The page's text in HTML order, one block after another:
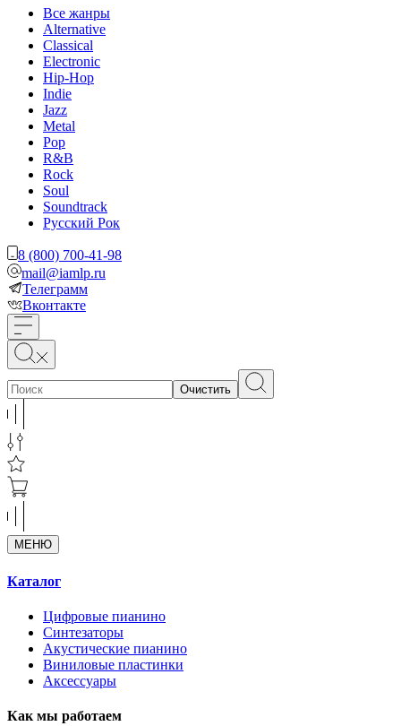
Все жанры
Alternative
Classical
Electronic
Hip-Hop
Indie
Jazz
Metal
Pop
R&B
Rock
Soul
Soundtrack
Русский Рок
8 (800) 700-41-98
mail@iamlp.ru
Телеграмм
Вконтакте
Очистить
МЕНЮ
Каталог
Цифровые пианино
Синтезаторы
Акустические пианино
Виниловые пластинки
Аксессуары
Как мы работаем